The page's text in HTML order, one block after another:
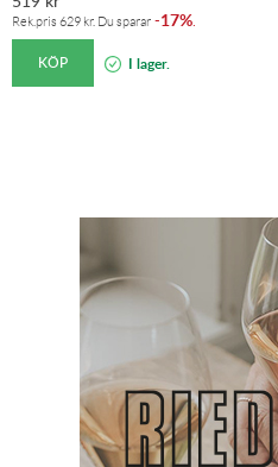
Rek.pris 629 kr. Du sparar -17%
KÖP I lager.